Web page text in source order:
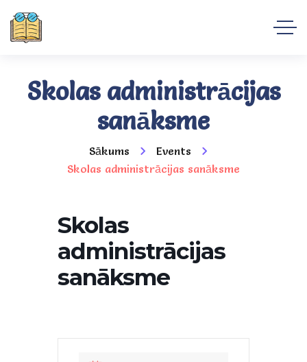
Skolas administrācijas
sanāksme
Sākums
Events
Skolas administrācijas sanāksme
Skolas
administrācijas
sanāksme